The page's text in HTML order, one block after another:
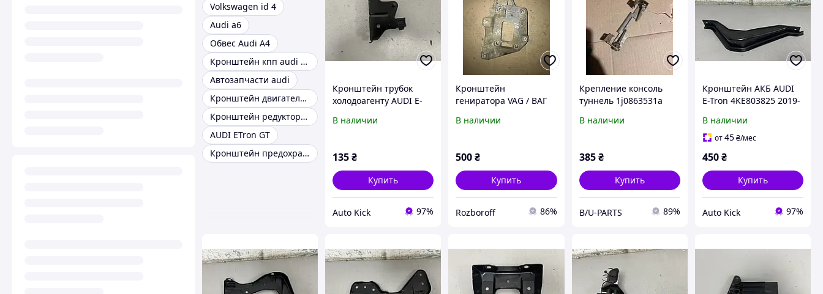
Volkswagen id 4
Audi a6
Обвес Audi A4
Кронштейн кпп audi a4
Автозапчасти audi
Кронштейн двигателя audi
Кронштейн редуктора audi q5
AUDI ETron GT
Кронштейн предохранителей AUDI Q5
Кронштейн трубок
холодоагенту AUDI E-
В наличии
135₴
Купить
Auto Kick 97%
Кронштейн
гениратора VAG / ВАГ
06F903143T
В наличии
500₴
Купить
Rozboroff 86%
Крепление консоль
туннель 1j0863531a
В наличии
385 ₴
Купить
B/U-PARTS 89%
Кронштейн АКБ AUDI
E-Tron 4KE803825 2019-
В наличии
от45₴/мес
450₴
Купить
Auto Kick 97%